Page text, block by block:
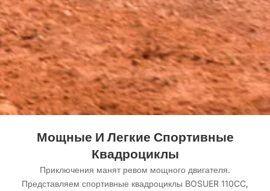
Мощные И Легкие Спортивные
Квадроциклы
Приключения манят ревом мощного двигателя.
Представляем спортивные квадроциклы BOSUER 110CC,